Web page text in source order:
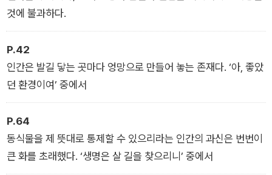
것에 불과하다.
P.42
인간은 발길 닿는 곳마다 엉망으로 만들어 놓는 존재다. ‘아, 좋았
던 환경이여’ 중에서
P.64
동식물을 제 뜻대로 통제할 수 있으리라는 인간의 과신은 번번이
큰 화를 초래했다. ‘생명은 살 길을 찾으리니’ 중에서